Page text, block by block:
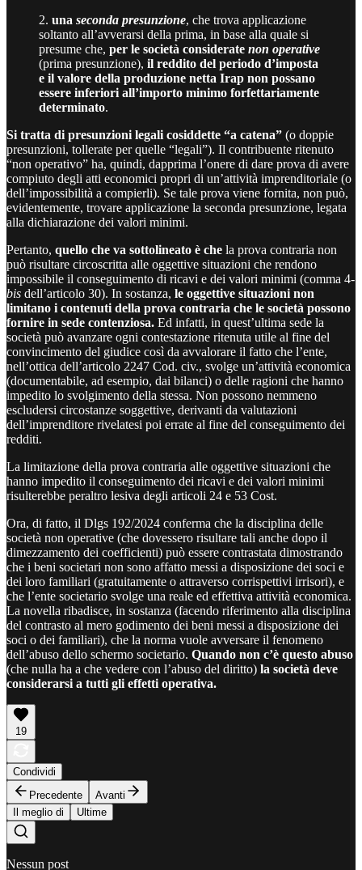
2. una seconda presunzione, che trova applicazione
soltanto all’avverarsi della prima, in base alla quale si
presume che, per le società considerate non operative
(prima presunzione), il reddito del periodo d’imposta
e il valore della produzione netta Irap non possano
essere inferiori all’importo minimo forfettariamente
determinato.
Si tratta di presunzioni legali cosiddette “a catena” (o doppie
presunzioni, tollerate per quelle “legali”). Il contribuente ritenuto
“non operativo” ha, quindi, dapprima l’onere di dare prova di avere
compiuto degli atti economici propri di un’attività imprenditoriale (o
dell’impossibilità a compierli). Se tale prova viene fornita, non può,
evidentemente, trovare applicazione la seconda presunzione, legata
alla dichiarazione dei valori minimi.
Pertanto, quello che va sottolineato è che la prova contraria non
può risultare circoscritta alle oggettive situazioni che rendono
impossibile il conseguimento di ricavi e dei valori minimi (comma 4-
bis dell’articolo 30). In sostanza, le oggettive situazioni non
limitano i contenuti della prova contraria che le società possono
fornire in sede contenziosa. Ed infatti, in quest’ultima sede la
società può avanzare ogni contestazione ritenuta utile al fine del
convincimento del giudice così da avvalorare il fatto che l’ente,
nell’ottica dell’articolo 2247 Cod. civ., svolge un’attività economica
(documentabile, ad esempio, dai bilanci) o delle ragioni che hanno
impedito lo svolgimento della stessa. Non possono nemmeno
escludersi circostanze soggettive, derivanti da valutazioni
dell’imprenditore rivelatesi poi errate al fine del conseguimento dei
redditi.
La limitazione della prova contraria alle oggettive situazioni che
hanno impedito il conseguimento dei ricavi e dei valori minimi
risulterebbe peraltro lesiva degli articoli 24 e 53 Cost.
Ora, di fatto, il Dlgs 192/2024 conferma che la disciplina delle
società non operative (che dovessero risultare tali anche dopo il
dimezzamento dei coefficienti) può essere contrastata dimostrando
che i beni societari non sono affatto messi a disposizione dei soci e
dei loro familiari (gratuitamente o attraverso corrispettivi irrisori), e
che l’ente societario svolge una reale ed effettiva attività economica.
La novella ribadisce, in sostanza (facendo riferimento alla disciplina
del contrasto al mero godimento dei beni messi a disposizione dei
soci o dei familiari), che la norma vuole avversare il fenomeno
dell’abuso dello schermo societario. Quando non c’è questo abuso
(che nulla ha a che vedere con l’abuso del diritto) la società deve
considerarsi a tutti gli effetti operativa.
19
Condividi
Precedente
Avanti
Il meglio di
Ultime
Nessun post